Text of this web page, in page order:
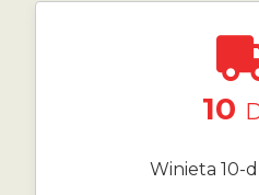
10
Winieta 10-